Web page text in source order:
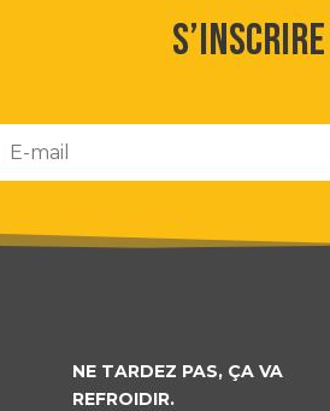
NE TARDEZ PAS, ÇA VA
REFROIDIR.